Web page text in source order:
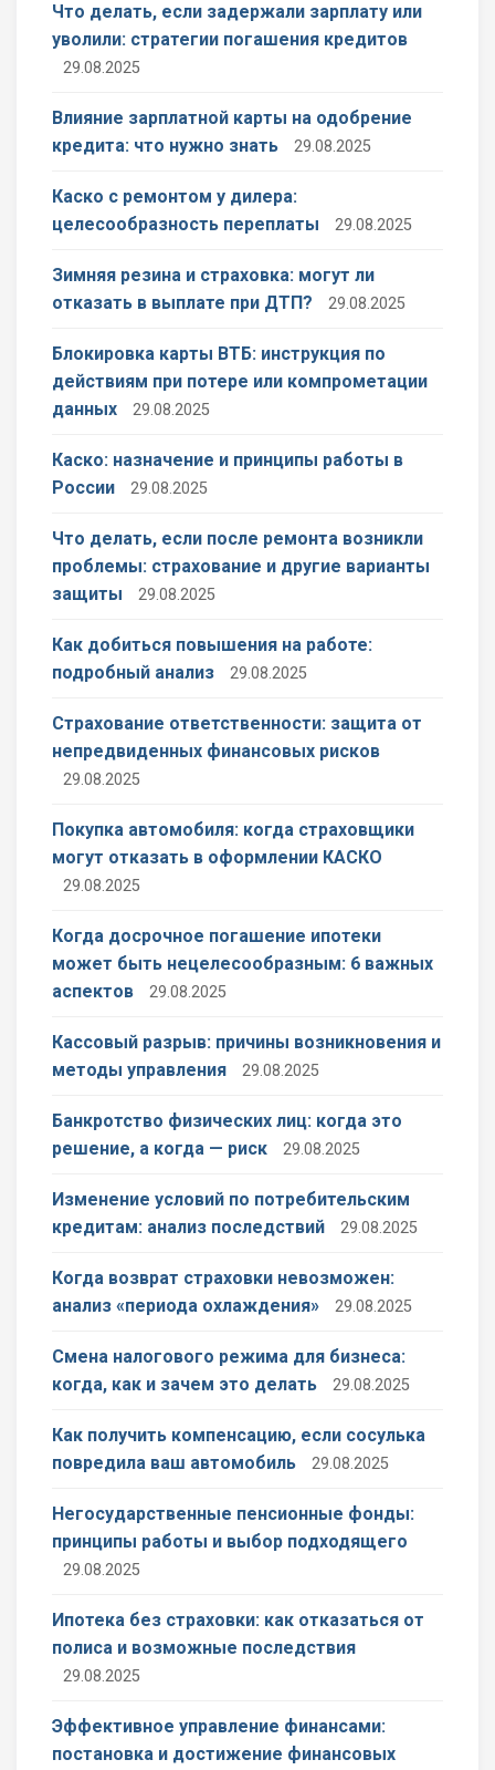
Что делать, если задержали зарплату или
уволили: стратегии погашения кредитов
29.08.2025
Влияние зарплатной карты на одобрение
кредита: что нужно знать
29.08.2025
Каско с ремонтом у дилера:
целесообразность переплаты
29.08.2025
Зимняя резина и страховка: могут ли
отказать в выплате при ДТП?
29.08.2025
Блокировка карты ВТБ: инструкция по
действиям при потере или компрометации
данных
29.08.2025
Каско: назначение и принципы работы в
России
29.08.2025
Что делать, если после ремонта возникли
проблемы: страхование и другие варианты
защиты
29.08.2025
Как добиться повышения на работе:
подробный анализ
29.08.2025
Страхование ответственности: защита от
непредвиденных финансовых рисков
29.08.2025
Покупка автомобиля: когда страховщики
могут отказать в оформлении КАСКО
29.08.2025
Когда досрочное погашение ипотеки
может быть нецелесообразным: 6 важных
аспектов
29.08.2025
Кассовый разрыв: причины возникновения и
методы управления
29.08.2025
Банкротство физических лиц: когда это
решение, а когда — риск
29.08.2025
Изменение условий по потребительским
кредитам: анализ последствий
29.08.2025
Когда возврат страховки невозможен:
анализ «периода охлаждения»
29.08.2025
Смена налогового режима для бизнеса:
когда, как и зачем это делать
29.08.2025
Как получить компенсацию, если сосулька
повредила ваш автомобиль
29.08.2025
Негосударственные пенсионные фонды:
принципы работы и выбор подходящего
29.08.2025
Ипотека без страховки: как отказаться от
полиса и возможные последствия
29.08.2025
Эффективное управление финансами:
постановка и достижение финансовых